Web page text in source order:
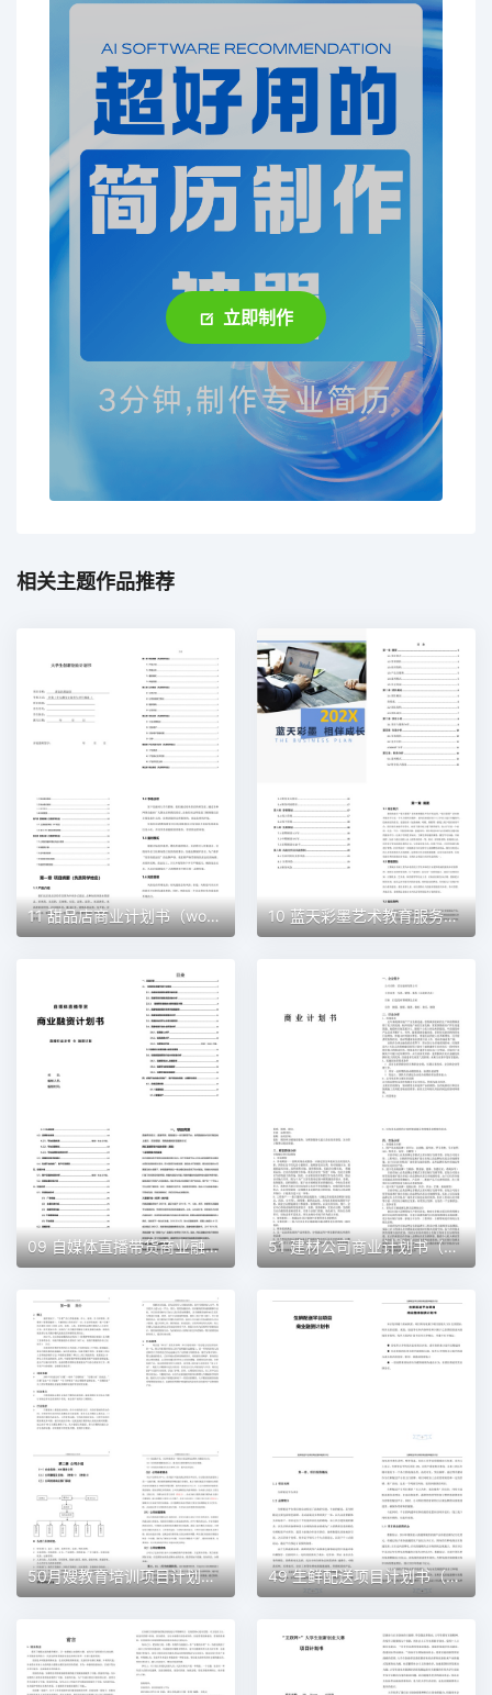
立即制作
相关主题作品推荐
11 甜品店商业计划书（word+ppt配套）创业计划书word模板 10 蓝天彩墨艺术教育服务平台商业计划书（word+ppt配套）创业计划书word模板
09 自媒体直播带货商业融资计划书（word+ppt配套）创业计划书word模板 51 建材公司商业计划书（word+ppt配套）创业计划书word模板
50月嫂教育培训项目计划书（word＋ppt配套）创业计划书word模板 49 生鲜配送项目计划书（word＋ppt配套）创业计划书word模板